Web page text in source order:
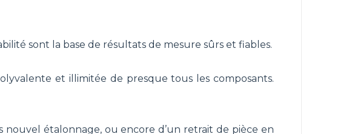
sont la base de résultats de mesure sûrs et fiables.
et illimitée de presque tous les composants.
étalonnage, ou encore d’un retrait de pièce en